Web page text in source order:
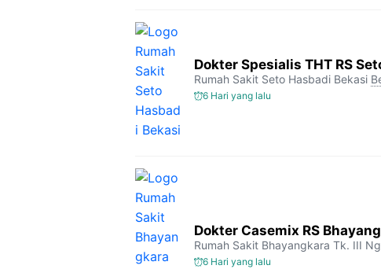
Dokter Spesialis THT RS
Rumah Sakit Seto Hasbadi Bekasi
6 Hari yang lalu
Dokter Casemix RS
Rumah Sakit Bhayangkara Tk. III
6 Hari yang lalu